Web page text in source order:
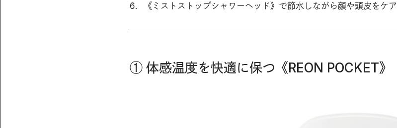
《ミストストップシャワーヘッド》で節水しながら顔や頭皮をケア
① 体感温度を快適に保つ《REON POCKET》